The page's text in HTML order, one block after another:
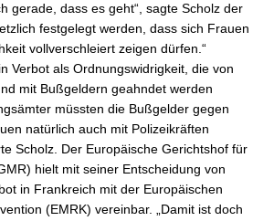
gerade, dass es geht“, sagte Scholz der
festgelegt werden, dass sich Frauen
vollverschleiert zeigen dürfen.“
Verbot als Ordnungswidrigkeit, die von
mit Bußgeldern geahndet werden
müssten die Bußgelder gegen
natürlich auch mit Polizeikräften
Scholz. Der Europäische Gerichtshof für
hielt mit seiner Entscheidung von
in Frankreich mit der Europäischen
(EMRK) vereinbar. „Damit ist doch